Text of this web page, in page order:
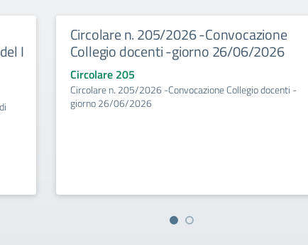
I
Circolare n. 205/2026 -Convocazione
Collegio docenti -giorno 26/06/2026
Circolare 205
Circolare n. 205/2026 -Convocazione Collegio docenti -
giorno 26/06/2026